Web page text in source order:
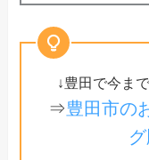
↓豊田で今ま
⇒豊田市の